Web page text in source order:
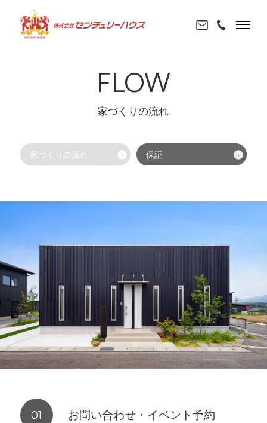
FLOW
家づくりの流れ
家づくりの流れ 保証
お問い合わせ・イベント予約